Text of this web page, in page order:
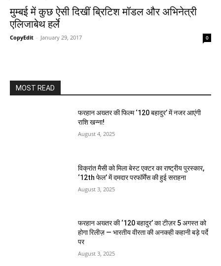
मुम्‍बई में कुछ ऐसी दिखीं ब्रिटिश मॉडल और अभिनेत्री
एलिजाबेथ हर्ले
CopyEdit - January 29, 2017 0
MOST READ
फरहान अख्तर की फिल्म ‘120 बहादुर’ में नजर आएंगी
राशि खन्ना!
August 4, 2025
विक्रांत मैसी को मिला बेस्ट एक्टर का राष्ट्रीय पुरस्कार,
‘12th फेल’ में दमदार परफॉर्मेंस की हुई सराहना
August 3, 2025
फरहान अख्तर की ‘120 बहादुर’ का टीज़र 5 अगस्त को
होगा रिलीज़ — भारतीय वीरता की अनकही कहानी बड़े पर्दे
पर
August 3, 2025